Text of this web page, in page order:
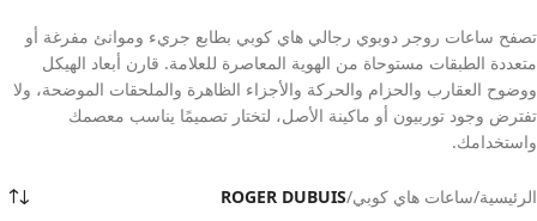
تصفح ساعات روجر دوبوي رجالي هاي كوبي بطابع جريء وموانئ مفرغة أو
متعددة الطبقات مستوحاة من الهوية المعاصرة للعلامة. قارن أبعاد الهيكل
ووضوح العقارب والحزام والحركة والأجزاء الظاهرة والملحقات الموضحة، ولا
تفترض وجود توربيون أو ماكينة الأصل، لتختار تصميمًا يناسب معصمك
واستخدامك.
الرئيسية/ساعات هاي كوبي/
ROGER DUBUIS